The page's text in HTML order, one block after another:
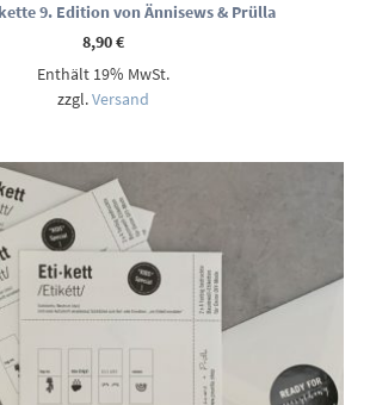
9. Edition von Ännisews & Prülla
8,90€
Enthält 19% MwSt.
zzgl.Versand